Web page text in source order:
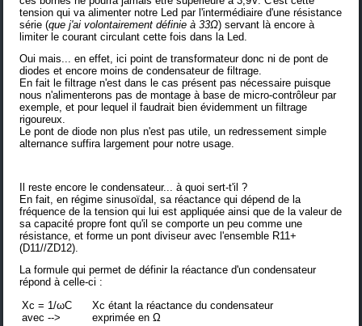
tension qui va alimenter notre Led par l'intermédiaire d'une résistance
série (que j'ai volontairement définie à 33Ω) servant là encore à
limiter le courant circulant cette fois dans la Led.
Oui mais... en effet, ici point de transformateur donc ni de pont de
diodes et encore moins de condensateur de filtrage.
En fait le filtrage n'est dans le cas présent pas nécessaire puisque
nous n'alimenterons pas de montage à base de micro-contrôleur par
exemple, et pour lequel il faudrait bien évidemment un filtrage
rigoureux.
Le pont de diode non plus n'est pas utile, un redressement simple
alternance suffira largement pour notre usage.
Il reste encore le condensateur... à quoi sert-t'il ?
En fait, en régime sinusoïdal, sa réactance qui dépend de la
fréquence de la tension qui lui est appliquée ainsi que de la valeur de
sa capacité propre font qu'il se comporte un peu comme une
résistance, et forme un pont diviseur avec l'ensemble R11+
(D11//ZD12).
La formule qui permet de définir la réactance d'un condensateur
répond à celle-ci :
Xc = 1/ωC
avec -->
Xc étant la réactance du condensateur
exprimée en Ω